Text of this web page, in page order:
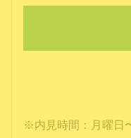
※内見時間：月曜日